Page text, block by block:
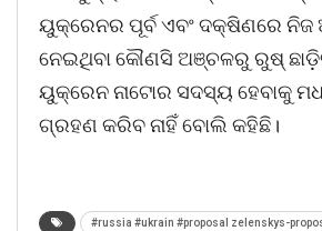
ୟୁକ୍ରେନର ପୂର୍ବ ଏବଂ ଦକ୍ଷିଣରେ
ନେଇଥିବା କୌଣସି ଅଞ୍ଚଳରୁ ରୁଷ୍‌
ୟୁକ୍ରେନ ନାଟୋର ସଦସ୍ୟ ହେବାକୁ
ଗ୍ରହଣ କରିବ ନାହିଁ ବୋଲି କହିଛି।
#russia #ukrain #proposal zelenskys-